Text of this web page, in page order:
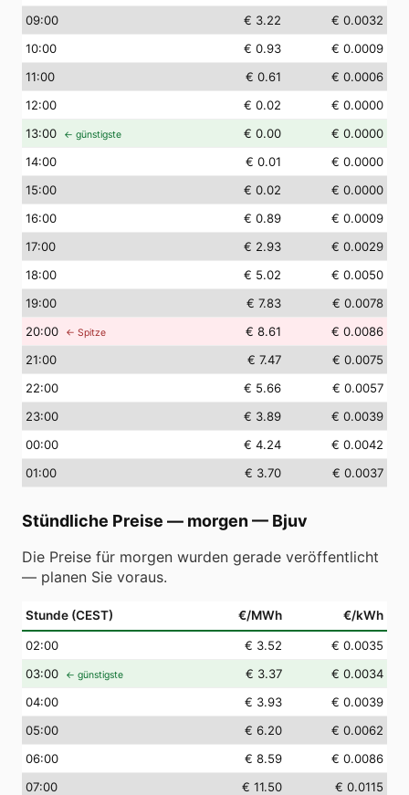
09:00 € 3.22
€ 0.0032
10:00 € 0.93
€ 0.0009
11:00 € 0.61
€ 0.0006
12:00 € 0.02
€ 0.0000
13:00 ← günstigste € 0.00
€ 0.0000
14:00 € 0.01
€ 0.0000
15:00 € 0.02
€ 0.0000
16:00 € 0.89
€ 0.0009
17:00 € 2.93
€ 0.0029
18:00 € 5.02
€ 0.0050
19:00 € 7.83
€ 0.0078
20:00 ← Spitze € 8.61
€ 0.0086
21:00 € 7.47
€ 0.0075
22:00 € 5.66
€ 0.0057
23:00 € 3.89
€ 0.0039
00:00 € 4.24
€ 0.0042
01:00 € 3.70 € 0.0037
Stündliche Preise — morgen — Bjuv
Die Preise für morgen wurden gerade veröffentlicht
— planen Sie voraus.
Stunde (CEST) €/MWh €/kWh
02:00 € 3.52
€ 0.0035
03:00 ← günstigste € 3.37
€ 0.0034
04:00 € 3.93
€ 0.0039
05:00 € 6.20
€ 0.0062
06:00 € 8.59
€ 0.0086
07:00 € 11.50
€ 0.0115